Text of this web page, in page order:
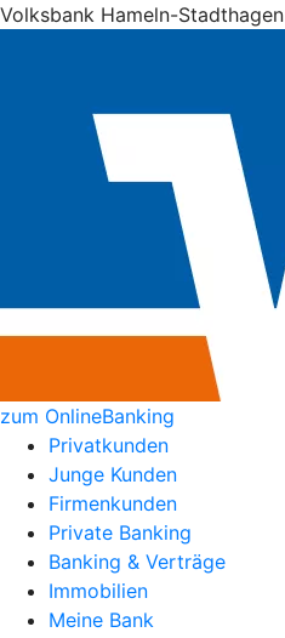
Volksbank Hameln-Stadthagen
zum OnlineBanking
Privatkunden
Junge Kunden
Firmenkunden
Private Banking
Banking & Verträge
Immobilien
Meine Bank